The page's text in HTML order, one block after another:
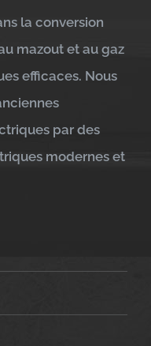
la conversion
mazout et au gaz
efficaces. Nous
par des
modernes et